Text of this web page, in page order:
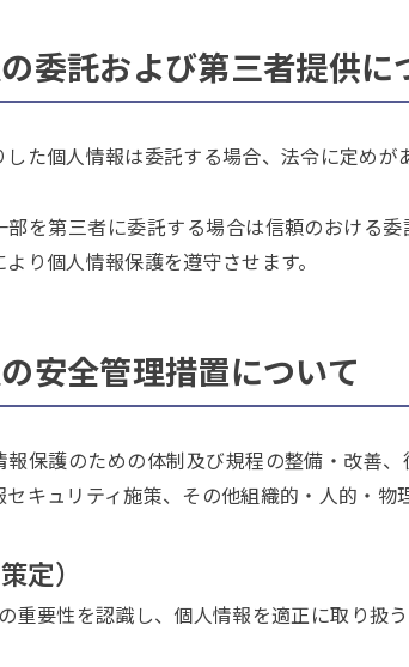
委託および第三者提供に
た個人情報は委託する場合、法令に定めが
部を第三者に委託する場合は信頼のおける
り個人情報保護を遵守させます。
安全管理措置について
報保護のための体制及び規程の整備・改善
キュリティ施策、その他組織的・人的・
定）
重要性を認識し、個人情報を適正に取り扱